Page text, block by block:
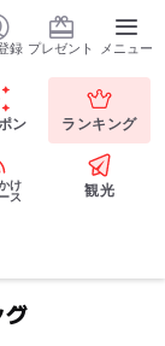
録 プレゼント メニュー
ン ランキング
け
ス
観光